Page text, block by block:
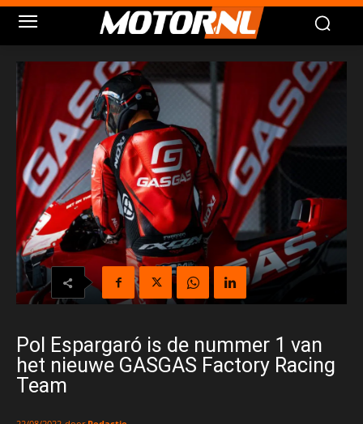
Pol Espargaró is de nummer 1 van
het nieuwe GASGAS Factory Racing
Team